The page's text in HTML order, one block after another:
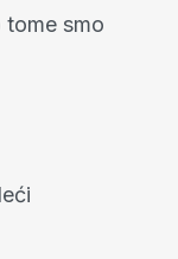
tome smo